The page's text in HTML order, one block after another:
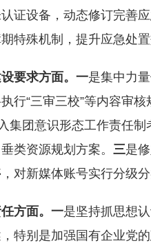
证设备，动态修订完善
特殊机制，提升应急处置
要求方面。 一是集中力
行“三审三校”等内容审
集团意识形态工作责任制
类资源规划方案。 三是
对新媒体账号实行分级分
方面。 一是坚持抓思想
特别是加强国有企业党